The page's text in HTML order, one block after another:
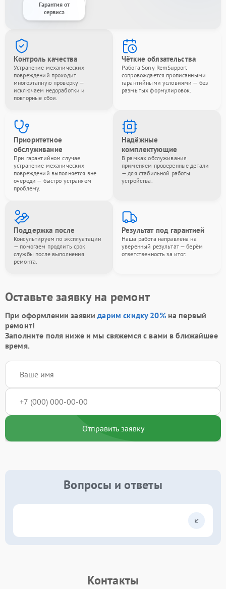
Гарантия от
сервиса
Контроль качества
Устранение механических
повреждений проходит
многоэтапную проверку —
исключаем недоработки и
повторные сбои.
Чёткие обязательства
Работа Sony RemSupport
сопровождается прописанными
гарантийными условиями — без
размытых формулировок.
Приоритетное
обслуживание
При гарантийном случае
устранение механических
повреждений выполняется вне
очереди — быстро устраняем
проблему.
Надёжные
комплектующие
В рамках обслуживания
применяем проверенные детали
— для стабильной работы
устройства.
Поддержка после
Консультируем по эксплуатации
— помогаем продлить срок
службы после выполнения
ремонта.
Результат под гарантией
Наша работа направлена на
уверенный результат — берём
ответственность за итог.
Оставьте заявку на ремонт
При оформлении заявкидарим скидку 20%на первый
ремонт!
Заполните поля ниже и мы свяжемся с вами в ближайшее
время.
Отправить заявку
Вопросы и ответы
Контакты